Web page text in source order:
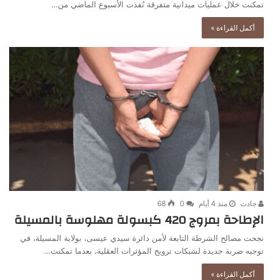
تمكنت خلال عمليات ميدانية متفرقة نُفذت الأسبوع الماضي من…
أكمل القراءة »
جادت منذ 4 أيام 0
68
الإطاحة بمروج 420 كبسولة مهلوسة بالمسيلة
نجحت مصالح الشرطة التابعة لأمن دائرة سيدي عيسى، بولاية المسيلة، في
توجيه ضربة جديدة لشبكات ترويج المؤثرات العقلية، بعدما تمكنت…
أكمل القراءة »